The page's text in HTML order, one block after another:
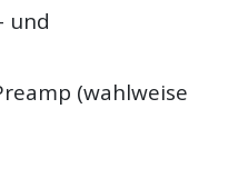
und
(wahlweise